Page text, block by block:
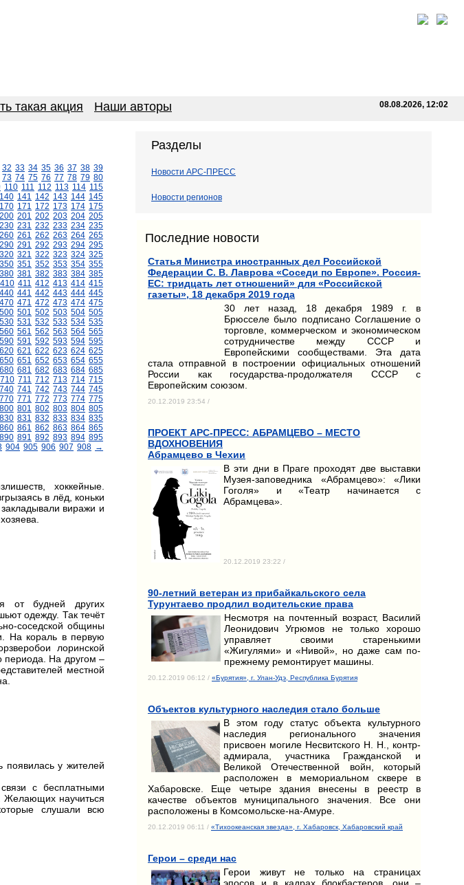
такая акция Наши авторы 08.08.2026, 12:02
32 33 34 35 36 37 38 39
73 74 75 76 77 78 79 80
110 111 112 113 114 115
140 141 142 143 144 145
170 171 172 173 174 175
200 201 202 203 204 205
230 231 232 233 234 235
260 261 262 263 264 265
290 291 292 293 294 295
320 321 322 323 324 325
350 351 352 353 354 355
380 381 382 383 384 385
410 411 412 413 414 415
440 441 442 443 444 445
470 471 472 473 474 475
500 501 502 503 504 505
530 531 532 533 534 535
560 561 562 563 564 565
590 591 592 593 594 595
620 621 622 623 624 625
650 651 652 653 654 655
680 681 682 683 684 685
710 711 712 713 714 715
740 741 742 743 744 745
770 771 772 773 774 775
800 801 802 803 804 805
830 831 832 833 834 835
860 861 862 863 864 865
890 891 892 893 894 895
904 905 906 907 908 →
хоккейные.
в лёд, коньки
виражи и
от будней других
одежду. Так течёт
соседской общины
На кораль в первую
лоринской
периода. На другом –
местной
появилась у жителей
с бесплатными
Желающих научиться
слушали всю
Разделы
Новости АРС-ПРЕСС
Новости регионов
Последние новости
Статья Министра иностранных дел Российской
Федерации С. В. Лаврова «Соседи по Европе». Россия-
ЕС: тридцать лет отношений» для «Российской
газеты», 18 декабря 2019 года
30 лет назад, 18 декабря 1989 г. в
Брюсселе было подписано Соглашение о
торговле, коммерческом и экономическом
сотрудничестве между СССР и
Европейскими сообществами. Эта дата
стала отправной в построении официальных отношений
России как государства-продолжателя СССР с
Европейским союзом.
20.12.2019 23:54 /
ПРОЕКТ АРС-ПРЕСС: АБРАМЦЕВО – МЕСТО
ВДОХНОВЕНИЯ
Абрамцево в Чехии
В эти дни в Праге проходят две выставки
Музея-заповедника «Абрамцево»: «Лики
Гоголя» и «Театр начинается с
Абрамцева».
20.12.2019 23:22 /
90-летний ветеран из прибайкальского села
Турунтаево продлил водительские права
Несмотря на почтенный возраст, Василий
Леонидович Угрюмов не только хорошо
управляет своими старенькими
«Жигулями» и «Нивой», но даже сам по-
прежнему ремонтирует машины.
20.12.2019 06:12 / «Бурятия», г. Улан-Удэ, Республика Бурятия
Объектов культурного наследия стало больше
В этом году статус объекта культурного
наследия регионального значения
присвоен могиле Несвитского Н. Н., контр-
адмирала, участника Гражданской и
Великой Отечественной войн, который
расположен в мемориальном сквере в
Хабаровске. Еще четыре здания внесены в реестр в
качестве объектов муниципального значения. Все они
расположены в Комсомольске-на-Амуре.
20.12.2019 06:11 / «Тихоокеанская звезда», г. Хабаровск, Хабаровский край
Герои – среди нас
Герои живут не только на страницах